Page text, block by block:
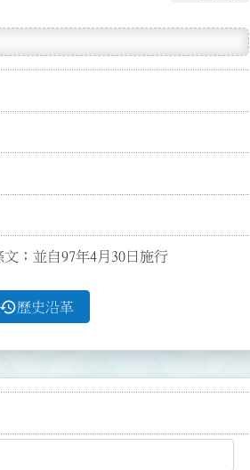
；並自97年4月30日施行
history歷史沿革